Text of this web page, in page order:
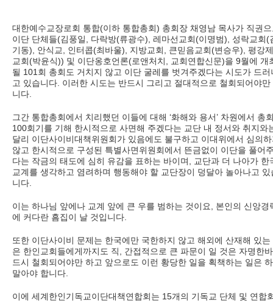
대한예수교장로회 통합(이하 통합총회) 총회장 채영남 목사가 직권
이단 단체들(김풍일, 다락방(류광수), 레마선교회(이명범), 성락교회(
기동), 안식교, 인터콥(최바울), 지방교회, 큰믿음교회(변승우), 평강
교회(박윤식)) 및 이단옹호언론(로앤처치, 교회연합신문)을 9월에 개
될 101회 총회도 거치지 않고 이단 굴레를 벗겨주겠다는 시도가 드러
고 있습니다. 이러한 시도는 반드시 그리고 절대적으로 철회되어야만
니다.
그간 통합총회에서 치리했던 이들에 대해 ‘화해와 용서’ 차원에서 총
100회기를 기해 한시적으로 사면해 주겠다는 교단 내 정서와 취지와
달리 이단사이비대책위원회가 있음에도 불구하고 이대위에서 심의
않고 한시적으로 구성된 특별사면위원회에서 뜬금없이 이단을 풀어
다는 작금의 태도에 심히 유감을 표하는 바이며, 교단과 더 나아가 한
교계를 생각하고 염려하며 행동해야 할 교단장이 덩달아 놀아나고 있
니다.
이는 하나님 앞에나 교계 앞에 큰 우를 범하는 것이요, 본인의 신앙경
에 커다란 흠집이 날 것입니다.
또한 이단사이비 문제는 한국에만 국한하지 않고 해외에 산재해 있는
은 한인교회들에게까지도 직, 간접적으로 큰 파문이 일 것은 자명한
드시 철회되어야만 하고 앞으로도 이런 황당한 일을 획책하는 일은
말아야 합니다.
이에 세계한인기독교이단대책연합회는 15개의 기독교 단체 및 연합